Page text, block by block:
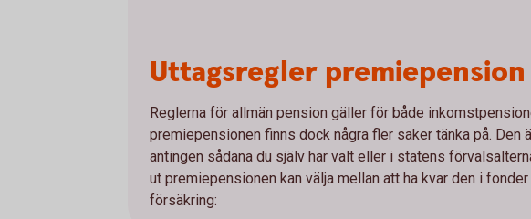
Uttagsregler premiepension
Reglerna för allmän pension gäller för både
premiepensionen finns dock några fler saker tänka på. Den
antingen sådana du själv har valt eller i statens
ut premiepensionen kan välja mellan att ha kvar den i
försäkring: